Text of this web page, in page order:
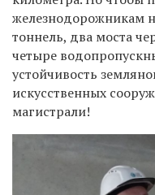
железнодорожникам
тоннель, два моста
четыре
устойчивость
искусственных
магистрали!